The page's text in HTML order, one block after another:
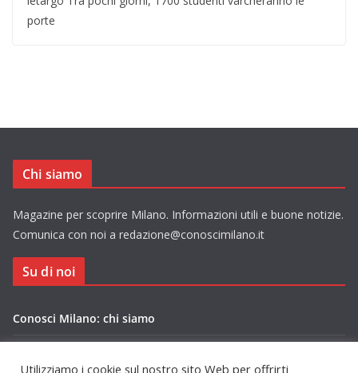
porte
Chi siamo
Magazine per scoprire Milano. Informazioni utili e buone notizie.
Comunica con noi a redazione@conoscimilano.it
Su di noi
Conosci Milano: chi siamo
Utilizziamo i cookie sul nostro sito Web per offrirti